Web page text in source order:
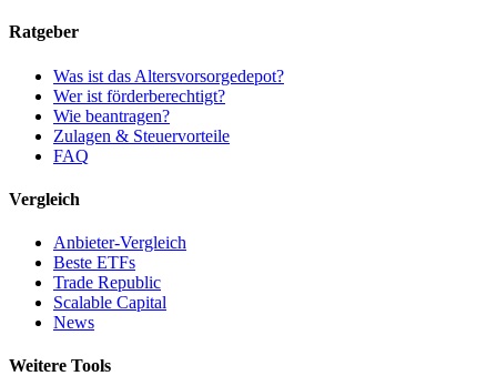
Ratgeber
Was ist das Altersvorsorgedepot?
Wer ist förderberechtigt?
Wie beantragen?
Zulagen & Steuervorteile
FAQ
Vergleich
Anbieter-Vergleich
Beste ETFs
Trade Republic
Scalable Capital
News
Weitere Tools